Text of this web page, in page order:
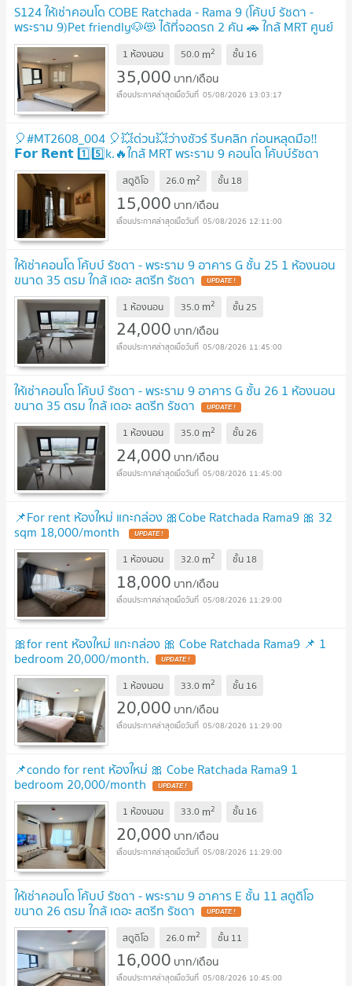
S124 ให้เช่าคอนโด COBE Ratchada - Rama 9 (โค้บบ์ รัชดา -
พระราม 9)Pet friendly🐶😻 ได้ที่จอดรถ 2 คัน 🚗 ใกล้ MRT ศูนย์
วัฒนธรรมฯ พร้อมเข้าอยู่
1 ห้องนอน 50.0 m2 ชั้น 16
35,000 บาท/เดือน
05/08/2026 13:03:17
🎈#MT2608_004 🎈💥ด่วน💥ว่างชัวร์ รีบคลิก ก่อนหลุดมือ‼️
𝗙𝗼𝗿 𝗥𝗲𝗻𝘁 1️⃣5️⃣k.🔥ใกล้ MRT พระราม 9 คอนโด โค้บบ์รัชดา
พระราม9
สตูดิโอ 26.0 m2 ชั้น 18
15,000 บาท/เดือน
05/08/2026 12:11:00
ให้เช่าคอนโด โค้บบ์ รัชดา - พระราม 9 อาคาร G ชั้น 25 1 ห้องนอน
ขนาด 35 ตรม ใกล้ เดอะ สตรีท รัชดา
1 ห้องนอน 35.0 m2 ชั้น25
24,000 บาท/เดือน
05/08/2026 11:45:00
ให้เช่าคอนโด โค้บบ์ รัชดา - พระราม 9 อาคาร G ชั้น 26 1 ห้องนอน
ขนาด 35 ตรม ใกล้ เดอะ สตรีท รัชดา
1 ห้องนอน 35.0 m2 ชั้น26
24,000 บาท/เดือน
05/08/2026 11:45:00
📌For rent ห้องใหม่ แกะกล่อง 🎀Cobe Ratchada Rama9 🎀 32
sqm 18,000/month
1 ห้องนอน 32.0 m2 ชั้น 18
18,000 บาท/เดือน
05/08/2026 11:29:00
🎀for rent ห้องใหม่ แกะกล่อง 🎀 Cobe Ratchada Rama9 📌 1
bedroom 20,000/month.
1 ห้องนอน 33.0 m2 ชั้น 16
20,000 บาท/เดือน
05/08/2026 11:29:00
📌condo for rent ห้องใหม่ 🎀 Cobe Ratchada Rama9 1
bedroom 20,000/month
1 ห้องนอน 33.0 m2 ชั้น 16
20,000 บาท/เดือน
05/08/2026 11:29:00
ให้เช่าคอนโด โค้บบ์ รัชดา - พระราม 9 อาคาร E ชั้น 11 สตูดิโอ
ขนาด 26 ตรม ใกล้ เดอะ สตรีท รัชดา
สตูดิโอ 26.0 m2 ชั้น 11
16,000 บาท/เดือน
05/08/2026 10:45:00